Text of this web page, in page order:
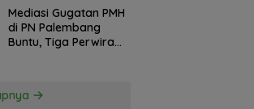
Mediasi Gugatan PMH
di PN Palembang
Buntu, Tiga Perwira
Pertanyakan